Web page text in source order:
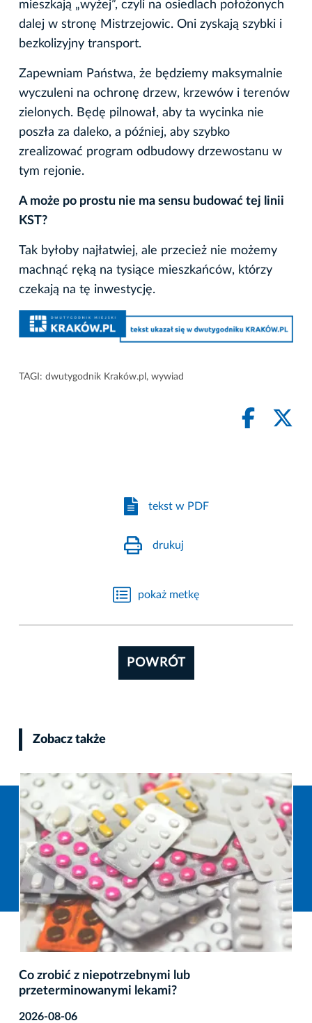
mieszkają „wyżej”, czyli na osiedlach położonych
dalej w stronę Mistrzejowic. Oni zyskają szybki i
bezkolizyjny transport.
Zapewniam Państwa, że będziemy maksymalnie
wyczuleni na ochronę drzew, krzewów i terenów
zielonych. Będę pilnował, aby ta wycinka nie
poszła za daleko, a później, aby szybko
zrealizować program odbudowy drzewostanu w
tym rejonie.
A może po prostu nie ma sensu budować tej linii
KST?
Tak byłoby najłatwiej, ale przecież nie możemy
machnąć ręką na tysiące mieszkańców, którzy
czekają na tę inwestycję.
TAGI: dwutygodnik Kraków.pl , wywiad
tekst w PDF
drukuj
pokaż metkę
POWRÓT
Zobacz także
Co zrobić z niepotrzebnymi lub
przeterminowanymi lekami?
2026-08-06